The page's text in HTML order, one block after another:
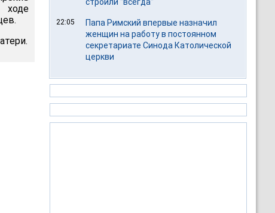
ходе
22:05
Папа Римский впервые назначил
женщин на работу в постоянном
секретариате Синода Католической
церкви